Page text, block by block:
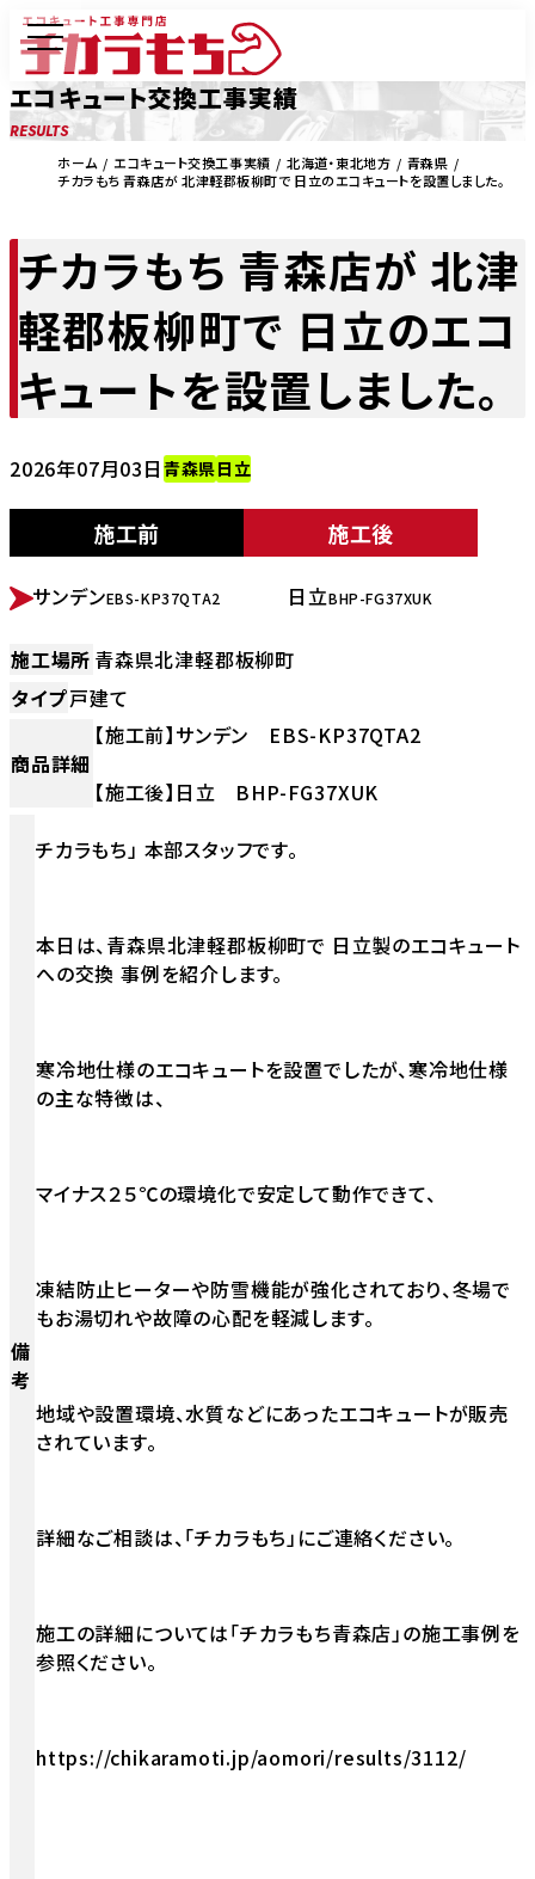
エコキュート交換工事実績
RESULTS
ホーム エコキュート交換工事実績 北海道・東北地方
青森県
チカラもち 青森店が 北津軽郡板柳町で 日立のエコキュートを設置しました。
チカラもち 青森店が 北津
軽郡板柳町で 日立のエコ
キュートを設置しました。
2026年07月03日 青森県日立
施工前
BEFORE
サンデンEBS-KP37QTA2
施工後
AFTER
日立BHP-FG37XUK
施工場所 青森県北津軽郡板柳町
タイプ戸建て
商品詳細
【施工前】サンデン EBS-KP37QTA2
【施工後】日立 BHP-FG37XUK
備
考
チカラもち」 本部スタッフです。
本日は、青森県北津軽郡板柳町で 日立製のエコキュート
への交換 事例を紹介します。
寒冷地仕様のエコキュートを設置でしたが、寒冷地仕様
の主な特徴は、
マイナス２５℃の環境化で安定して動作できて、
凍結防止ヒーターや防雪機能が強化されており、冬場で
もお湯切れや故障の心配を軽減します。
地域や設置環境、水質などにあったエコキュートが販売
されています。
詳細なご相談は、「チカラもち」にご連絡ください。
施工の詳細については「チカラもち青森店」の施工事例を
参照ください。
https://chikaramoti.jp/aomori/results/3112/